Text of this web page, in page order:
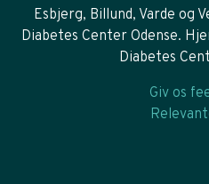
Esbjerg, Billund, Varde og
Diabetes Center Odense.
Diabetes
Giv os